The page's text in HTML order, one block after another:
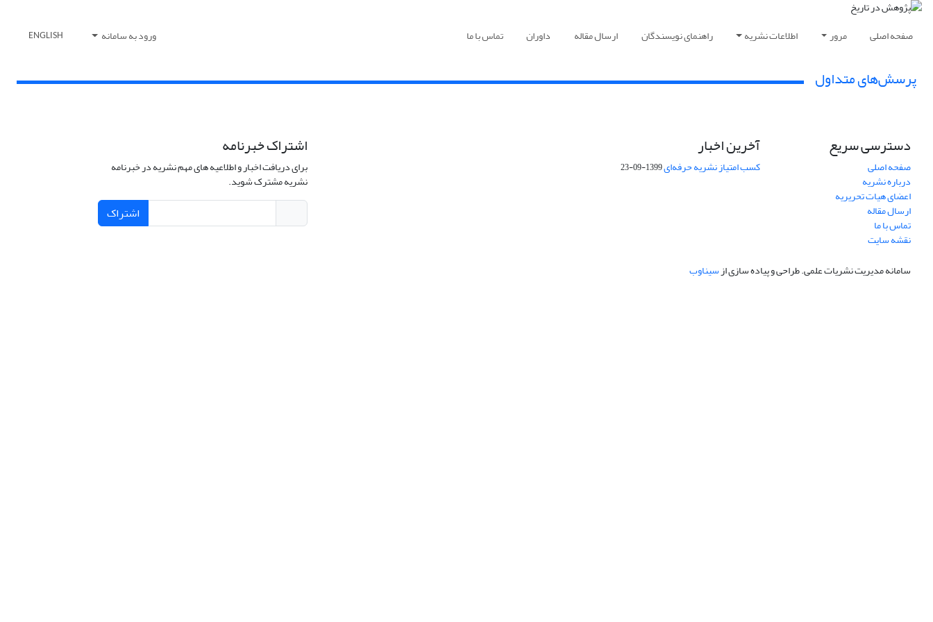
صفحه اصلی مرور اطلاعات نشریه راهنمای نویسندگان ارسال مقاله داوران تماس با ما ورود به سامانه ENGLISH
پرسش‌های متداول
دسترسی سریع
صفحه اصلی
درباره نشریه
اعضای هیات تحریریه
ارسال مقاله
تماس با ما
نقشه سایت
آخرین اخبار
کسب امتیاز نشریه حرفه‌ای1399-09-23
اشتراک خبرنامه
برای دریافت اخبار و اطلاعیه های مهم نشریه در خبرنامه
نشریه مشترک شوید.
اشتراک
سامانه مدیریت نشریات علمی.طراحی و پیاده سازی ازسیناوب